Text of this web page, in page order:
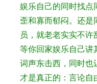
娱乐自己的同时找点
歪和寡而郁闷。还是
员，就老老实实不许
等你回家娱乐自己讲
词声东击西，同时
才是真正的：言论自